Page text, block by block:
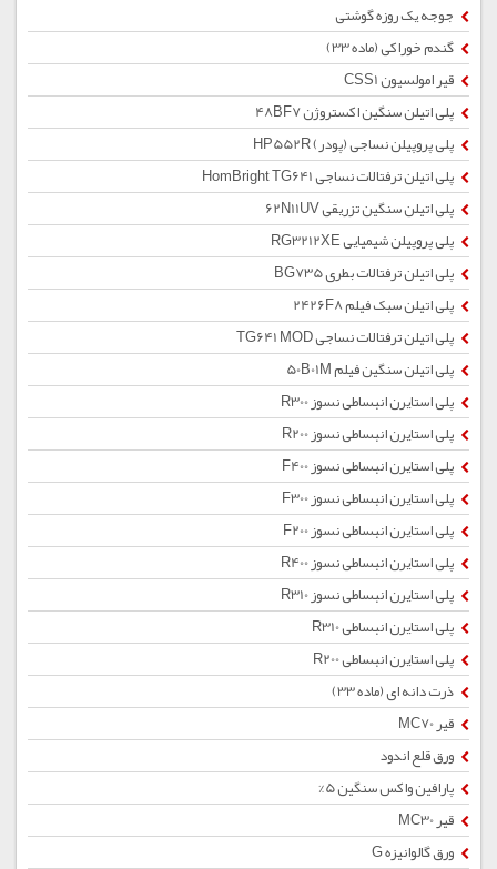
جوجه یک روزه گوشتی
گندم خوراکی (ماده 33)
قیر امولسیون CSS1
پلی اتیلن سنگین اکستروژن 48BF7
پلی پروپیلن نساجی (پودر) HP552R
پلی اتیلن ترفتالات نساجی HomBright TG641
پلی اتیلن سنگین تزریقی 62N11UV
پلی پروپیلن شیمیایی RG3212XE
پلی اتیلن ترفتالات بطری BG735
پلی اتیلن سبک فیلم 2426F8
پلی اتیلن ترفتالات نساجی TG641 MOD
پلی اتیلن سنگین فیلم 50B01M
پلی استایرن انبساطی نسوز R300
پلی استایرن انبساطی نسوز R200
پلی استایرن انبساطی نسوز F400
پلی استایرن انبساطی نسوز F300
پلی استایرن انبساطی نسوز F200
پلی استایرن انبساطی نسوز R400
پلی استایرن انبساطی نسوز R310
پلی استایرن انبساطی R310
پلی استایرن انبساطی R200
ذرت دانه ای (ماده 33)
قیر MC70
ورق قلع اندود
پارافین واکس سنگین 5%
قیر MC30
ورق گالوانیزه G